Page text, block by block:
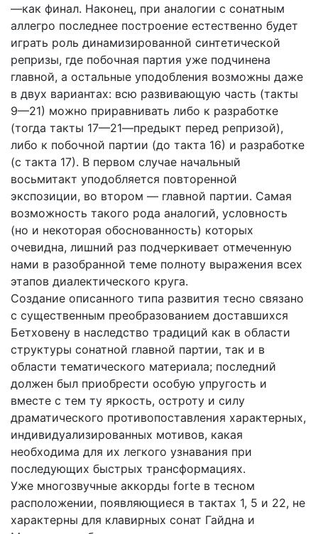
—как финал. Наконец, при аналогии с сонатным
аллегро последнее построение естественно будет
играть роль динамизированной синтетической
репризы, где побочная партия уже подчинена
главной, а остальные уподобления возможны даже
в двух вариантах: всю развивающую часть (такты
9—21) можно приравнивать либо к разработке
(тогда такты 17—21—предыкт перед репризой),
либо к побочной партии (до такта 16) и разработке
(с такта 17). В первом случае начальный
восьмитакт уподобляется повторенной
экспозиции, во втором — главной партии. Самая
возможность такого рода аналогий, условность
(но и некоторая обоснованность) которых
очевидна, лишний раз подчеркивает отмеченную
нами в разобранной теме полноту выражения всех
этапов диалектического круга.
Создание описанного типа развития тесно связано
с существенным преобразованием доставшихся
Бетховену в наследство традиций как в области
структуры сонатной главной партии, так и в
области тематического материала; последний
должен был приобрести особую упругость и
вместе с тем ту яркость, остроту и силу
драматического противопоставления характерных,
индивидуализированных мотивов, какая
необходима для их легкого узнавания при
последующих быстрых трансформациях.
Уже многозвучные аккорды forte в тесном
расположении, появляющиеся в тактах 1, 5 и 22, не
характерны для клавирных сонат Гайдна и